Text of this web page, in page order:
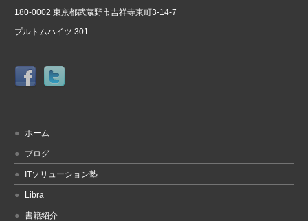
180-0002 東京都武蔵野市吉祥寺東町3-14-7
プルトムハイツ 301
ホーム
ブログ
ITソリューション塾
Libra
書籍紹介